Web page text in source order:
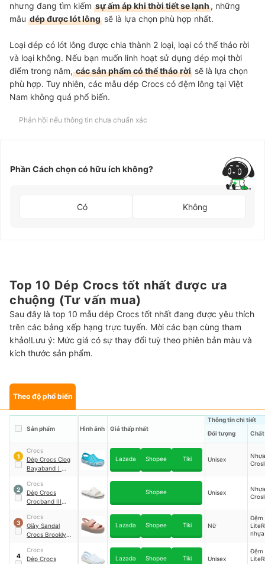
nhưng đang tìm kiếm sự ấm áp khi thời tiết se lạnh, những
mẫu dép được lót lông sẽ là lựa chọn phù hợp nhất.
Loại dép có lót lông được chia thành 2 loại, loại có thể tháo rời
và loại không. Nếu bạn muốn linh hoạt sử dụng dép mọi thời
điểm trong năm,các sản phẩm có thể tháo rời sẽ là lựa chọn
phù hợp. Tuy nhiên, các mẫu dép Crocs có đệm lông tại Việt
Nam không quá phổ biến.
Phản hồi nếu thông tin chưa chuẩn xác
Phần Cách chọn có hữu ích không?
Có Không
Top 10 Dép Crocs tốt nhất được ưa
chuộng (Tư vấn mua)
Sau đây là top 10 mẫu dép Crocs tốt nhất đang được yêu thích
trên các bảng xếp hạng trực tuyến. Mời các bạn cùng tham
khảo!Lưu ý: Mức giá có sự thay đổi tuỳ theo phiên bản màu và
kích thước sản phẩm.
Theo độ phổ biến
Sản phẩm Hình ảnh Giá thấp nhất
Thông tin chi tiết
Đối tượng
1
Crocs
Dép Crocs Clog
Bayaband ｜
Lazada Shopee Tiki Unisex
Nhựa
2
Crocs
Dép Crocs
Crocband III
Shopee Unisex
Nhựa
3
Crocs
Giày Sandal
Crocs Brooklyn
206453
Lazada Shopee Tiki Nữ
Đệm
4
Crocs
Dép Crocs
Lazada Shopee Tiki Unisex
Đệm